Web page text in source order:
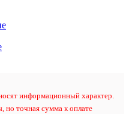
информационный характер.
но точная сумма к оплате